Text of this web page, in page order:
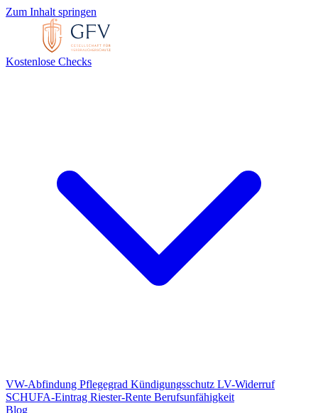
Zum Inhalt springen
Kostenlose Checks
VW-Abfindung Pflegegrad Kündigungsschutz LV-Widerruf
SCHUFA-Eintrag Riester-Rente Berufsunfähigkeit
Blog